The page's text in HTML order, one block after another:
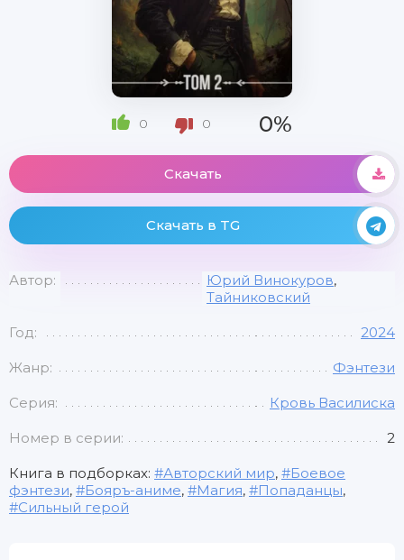
0 0 0%
Скачать
Скачать в TG
Автор: Юрий Винокуров,
Тайниковский
Год: 2024
Жанр: Фэнтези
Серия: Кровь Василиска
Номер в серии: 2
Книга в подборках: Авторский мир,
Боевое
фэнтези, Бояръ-аниме, Магия, Попаданцы,
Сильный герой